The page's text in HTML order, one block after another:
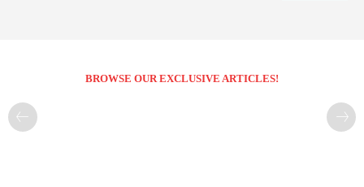
BROWSE OUR EXCLUSIVE ARTICLES!